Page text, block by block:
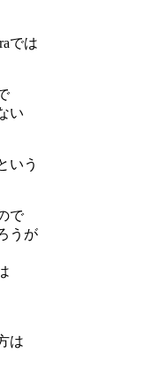
では
い
いう
で
うが
は